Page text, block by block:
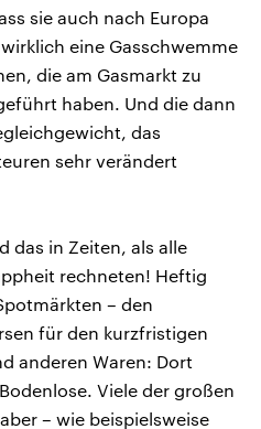
sie auch nach Europa
eine Gasschwemme
die am Gasmarkt zu
haben. Und die dann
das
sehr verändert
das in Zeiten, als alle
rechneten! Heftig
– den
für den kurzfristigen
anderen Waren: Dort
Viele der großen
– wie beispielsweise